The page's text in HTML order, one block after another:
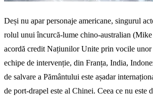
Deși nu apar personaje americane, singurul
rolul unui încurcă-lume chino-australian
acordă credit Națiunilor Unite prin vocile unor
echipe de intervenție, din Franța, India,
de salvare a Pământului este așadar
de port-drapel este al Chinei. Ceea ce nu este